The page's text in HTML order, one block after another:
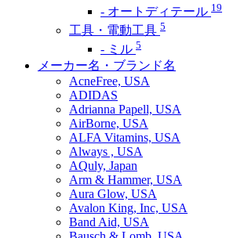
- オートディテール 19
工具・電動工具 5
- ミル 5
メーカー名・ブランド名
AcneFree, USA
ADIDAS
Adrianna Papell, USA
AirBorne, USA
ALFA Vitamins, USA
Always , USA
AQuly, Japan
Arm & Hammer, USA
Aura Glow, USA
Avalon King, Inc, USA
Band Aid, USA